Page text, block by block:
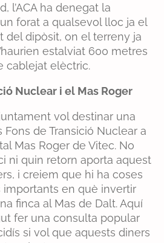
l’ACA ha denegat la
forat a qualsevol lloc ja el
del dipòsit, on el terreny ja
estalviat 600 metres
cablejat elèctric.
Nuclear i el Mas Roger
vol destinar una
de Transició Nuclear a
Mas Roger de Vitec. No
ni quin retorn aporta aquest
i creiem que hi ha coses
en què invertir
finca al Mas de Dalt. Aquí
fer una consulta popular
si vol que aquests diners